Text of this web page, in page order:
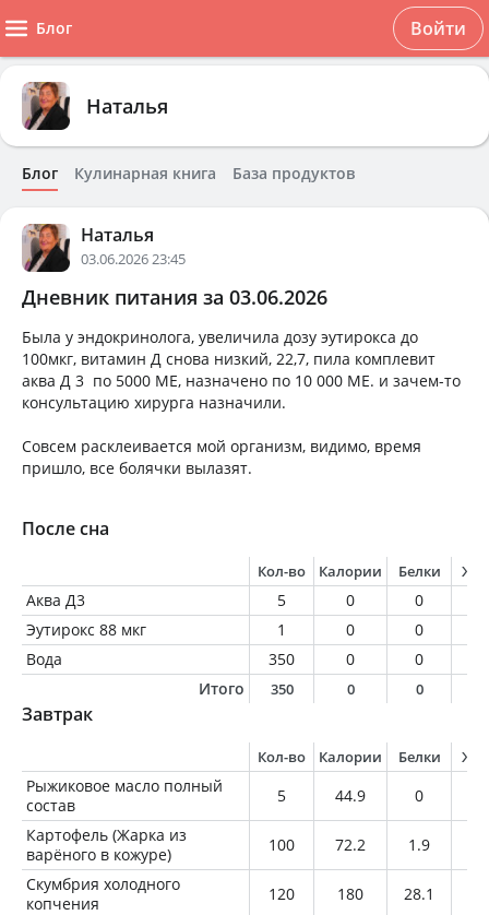
Блог Войти
Наталья
Блог Кулинарная книга База продуктов
Наталья
03.06.2026 23:45
Дневник питания за 03.06.2026
Была у эндокринолога, увеличила дозу эутирокса до
100мкг, витамин Д снова низкий, 22,7, пила комплевит
аква Д 3 по 5000 МЕ, назначено по 10 000 МЕ. и зачем-то
консультацию хирурга назначили.
Совсем расклеивается мой организм, видимо, время
пришло, все болячки вылазят.
После сна
Кол-во Калории Белки
Аква Д3 5 0 0
Эутирокс 88 мкг
1 0 0
Вода
350 0 0
Итого
350 0 0
Завтрак
Кол-во Калории Белки
Рыжиковое масло полный
состав
5 44.9 0
Картофель (Жарка из
варёного в кожуре)
100 72.2 1.9
Скумбрия холодного
копчения
120 180 28.1